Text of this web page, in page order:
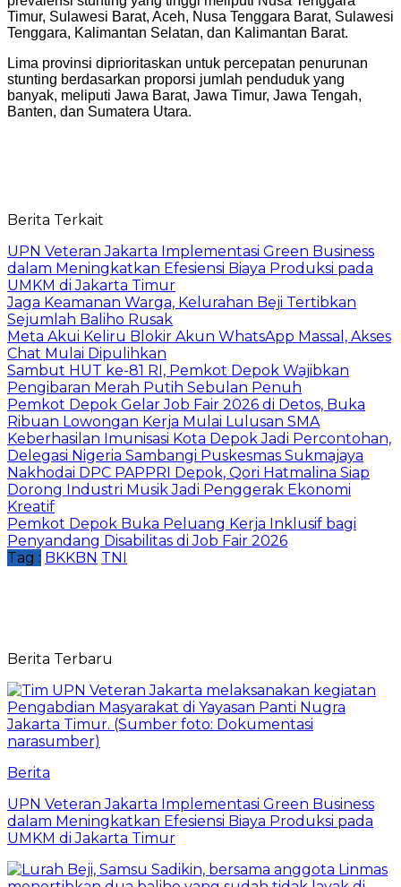
Timur, Sulawesi Barat, Aceh, Nusa Tenggara Barat, Sulawesi
Tenggara, Kalimantan Selatan, dan Kalimantan Barat.
Lima provinsi diprioritaskan untuk percepatan penurunan
stunting berdasarkan proporsi jumlah penduduk yang
banyak, meliputi Jawa Barat, Jawa Timur, Jawa Tengah,
Banten, dan Sumatera Utara.
Berita Terkait
UPN Veteran Jakarta Implementasi Green Business
dalam Meningkatkan Efesiensi Biaya Produksi pada
UMKM di Jakarta Timur
Jaga Keamanan Warga, Kelurahan Beji Tertibkan
Sejumlah Baliho Rusak
Meta Akui Keliru Blokir Akun WhatsApp Massal, Akses
Chat Mulai Dipulihkan
Sambut HUT ke-81 RI, Pemkot Depok Wajibkan
Pengibaran Merah Putih Sebulan Penuh
Pemkot Depok Gelar Job Fair 2026 di Detos, Buka
Ribuan Lowongan Kerja Mulai Lulusan SMA
Keberhasilan Imunisasi Kota Depok Jadi Percontohan,
Delegasi Nigeria Sambangi Puskesmas Sukmajaya
Nakhodai DPC PAPPRI Depok, Qori Hatmalina Siap
Dorong Industri Musik Jadi Penggerak Ekonomi
Kreatif
Pemkot Depok Buka Peluang Kerja Inklusif bagi
Penyandang Disabilitas di Job Fair 2026
Tag : BKKBN TNI
Berita Terbaru
Berita
UPN Veteran Jakarta Implementasi Green Business
dalam Meningkatkan Efesiensi Biaya Produksi pada
UMKM di Jakarta Timur